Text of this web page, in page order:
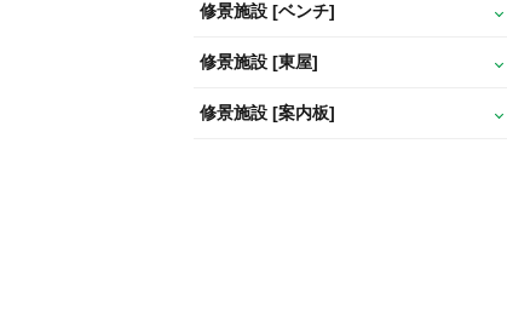
修景施設 [ベンチ]
修景施設 [東屋]
修景施設 [案内板]